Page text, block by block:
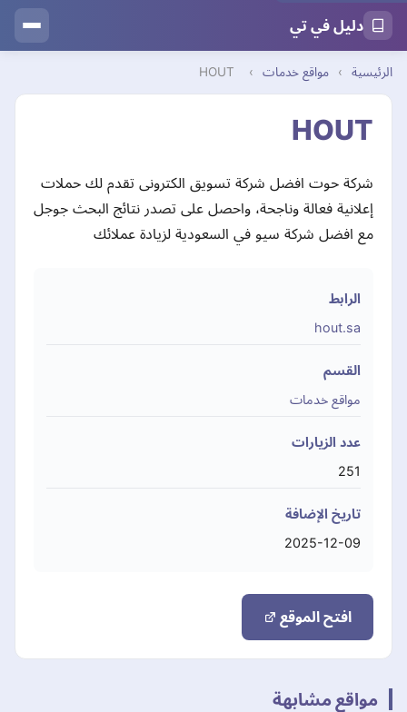
دليل في تي
الرئيسية › مواقع خدمات ›
HOUT
HOUT
شركة حوت افضل شركة تسويق الكترونى تقدم لك حملات
إعلانية فعالة وناجحة، واحصل على تصدر نتائج البحث جوجل
مع افضل شركة سيو في السعودية لزيادة عملائك
الرابط
hout.sa
القسم
مواقع خدمات
عدد الزيارات
251
تاريخ الإضافة
2025-12-09
افتح الموقع
مواقع مشابهة